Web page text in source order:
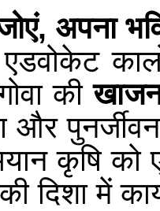
अपना
एडवोकेट
की
पुनर्जीवन
कृषि को
दिशा में